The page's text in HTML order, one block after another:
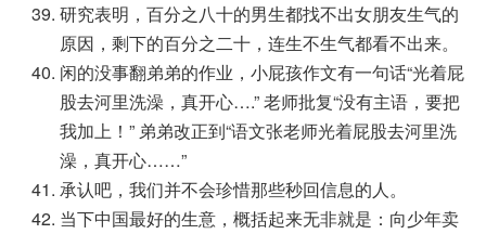
研究表明，百分之八十的男生都找不出女朋友生气的
原因，剩下的百分之二十，连生不生气都看不出来。
闲的没事翻弟弟的作业，小屁孩作文有一句话“光着屁
股去河里洗澡，真开心….” 老师批复“没有主语，要把
我加上！” 弟弟改正到“语文张老师光着屁股去河里洗
澡，真开心……”
承认吧，我们并不会珍惜那些秒回信息的人。
当下中国最好的生意，概括起来无非就是：向少年卖